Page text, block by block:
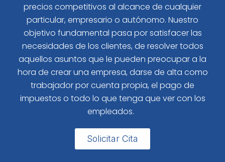
precios competitivos al alcance de cualquier
particular, empresario o autónomo. Nuestro
objetivo fundamental pasa por satisfacer las
necesidades de los clientes, de resolver todos
aquellos asuntos que le pueden preocupar a la
hora de crear una empresa, darse de alta como
trabajador por cuenta propia, el pago de
impuestos o todo lo que tenga que ver con los
empleados.
Solicitar Cita